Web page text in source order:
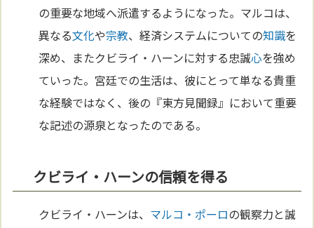
の重要な地域へ派遣するようになった。マルコは、
異なる文化や宗教、経済システムについての知識を
深め、またクビライ・ハーンに対する忠誠心を強め
ていった。宮廷での生活は、彼にとって単なる貴重
な経験ではなく、後の『東方見聞録』において重要
な記述の源泉となったのである。
クビライ・ハーンの信頼を得る
クビライ・ハーンは、 マルコ・ポーロの観察力と誠